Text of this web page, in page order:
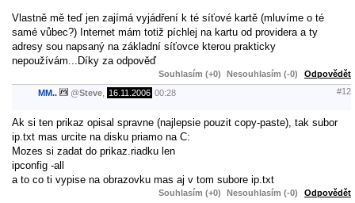
Vlastně mě teď jen zajímá vyjádření k té síťové kartě (mluvíme o té
samé vůbec?) Internet mám totiž píchlej na kartu od providera a ty
adresy sou napsaný na základní síťovce kterou prakticky
nepoužívám...Díky za odpověď
Souhlasím (+0) Nesouhlasím (-0) Odpovědět
MM.. @Steve 16.11.2006 00:28 #12
Ak si ten prikaz opisal spravne (najlepsie pouzit copy-paste), tak subor
ip.txt mas urcite na disku priamo na C:
Mozes si zadat do prikaz.riadku len
ipconfig -all
a to co ti vypise na obrazovku mas aj v tom subore ip.txt
Souhlasím (+0) Nesouhlasím (-0) Odpovědět